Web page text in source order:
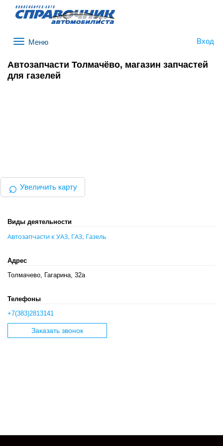
Вход
Автозапчасти Толмачёво, магазин запчастей
для газелей
⌕ Увеличить карту
Виды деятельности
Автозапчасти к УАЗ, ГАЗ, Газель
Адрес
Толмачево, Гагарина, 32а
Телефоны
+7(383)2813141
Заказать звонок